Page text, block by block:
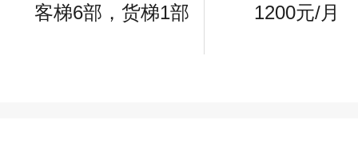
客梯6部，货梯1部
1200元/月